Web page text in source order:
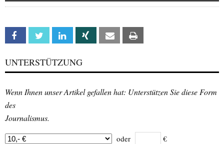
Facebook Twitter Linkedin Xing Email
UNTERSTÜTZUNG
Wenn Ihnen unser Artikel gefallen hat: Unterstützen Sie diese Form
des
Journalismus.
oder €